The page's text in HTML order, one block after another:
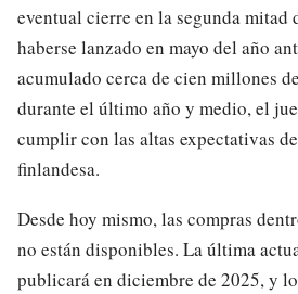
eventual cierre en la segunda mitad
haberse lanzado en mayo del año
acumulado cerca de cien millones
durante el último año y medio, el
cumplir con las altas expectativas
finlandesa.
Desde hoy mismo, las compras
no están disponibles. La última
publicará en diciembre de 2025, y